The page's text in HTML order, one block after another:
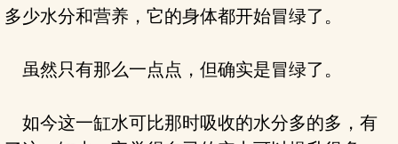
多少水分和营养，它的身体都开始冒绿了。
虽然只有那么一点点，但确实是冒绿了。
如今这一缸水可比那时吸收的水分多的多，有